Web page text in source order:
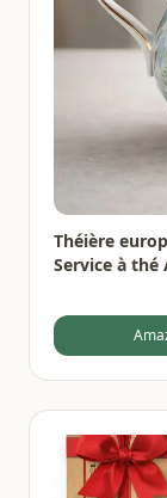
Théière
Service à